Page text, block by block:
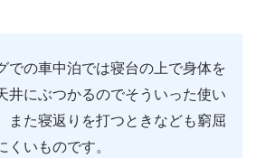
での車中泊では寝台の上で身体を
井にぶつかるのでそういった使い
また寝返りを打つときなども窮屈
くいものです。